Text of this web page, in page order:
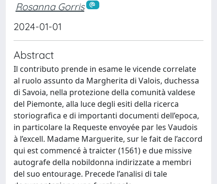
Rosanna Gorris
2024-01-01
Abstract
Il contributo prende in esame le vicende correlate
al ruolo assunto da Margherita di Valois, duchessa
di Savoia, nella protezione della comunità valdese
del Piemonte, alla luce degli esiti della ricerca
storiografica e di importanti documenti dell’epoca,
in particolare la Requeste envoyée par les Vaudois
à l’excell. Madame Marguerite, sur le fait de l’accord
qui est commencé à traicter (1561) e due missive
autografe della nobildonna indirizzate a membri
del suo entourage. Precede l’analisi di tale